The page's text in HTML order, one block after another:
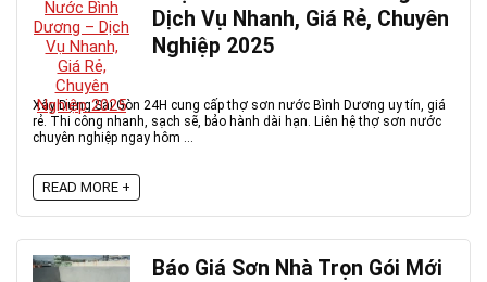
Dịch Vụ Nhanh, Giá Rẻ, Chuyên
Nghiệp 2025
Xây Dựng Sài Gòn 24H cung cấp thợ sơn nước Bình Dương uy tín, giá
rẻ. Thi công nhanh, sạch sẽ, bảo hành dài hạn. Liên hệ thợ sơn nước
chuyên nghiệp ngay hôm ...
READ MORE +
Báo Giá Sơn Nhà Trọn Gói Mới